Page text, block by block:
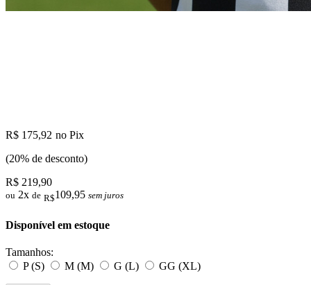
R$ 175,92 no Pix
(20% de desconto)
R$ 219,90
ou 2x de R$109,95 sem juros
Disponível em estoque
Tamanhos:
P (S)
M (M) G (L) GG (XL)